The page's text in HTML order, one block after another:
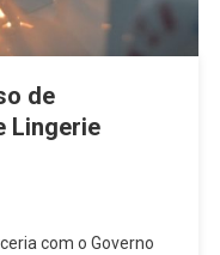
de
Lingerie
com o Governo